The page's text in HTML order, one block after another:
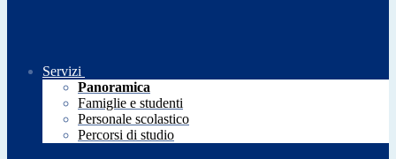
Servizi
Panoramica
Famiglie e studenti
Personale scolastico
Percorsi di studio